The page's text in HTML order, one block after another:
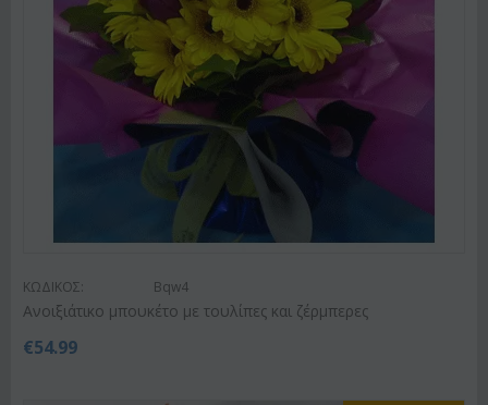
ΚΩΔΙΚΟΣ: Bqw4
Ανοιξιάτικο μπουκέτο με τουλίπες και ζέρμπερες
€54.99